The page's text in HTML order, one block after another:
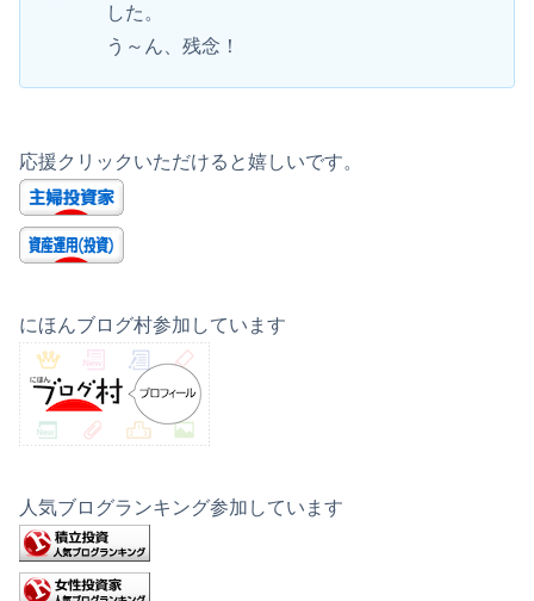
した。
う～ん、残念！
応援クリックいただけると嬉しいです。
にほんブログ村参加しています
人気ブログランキング参加しています